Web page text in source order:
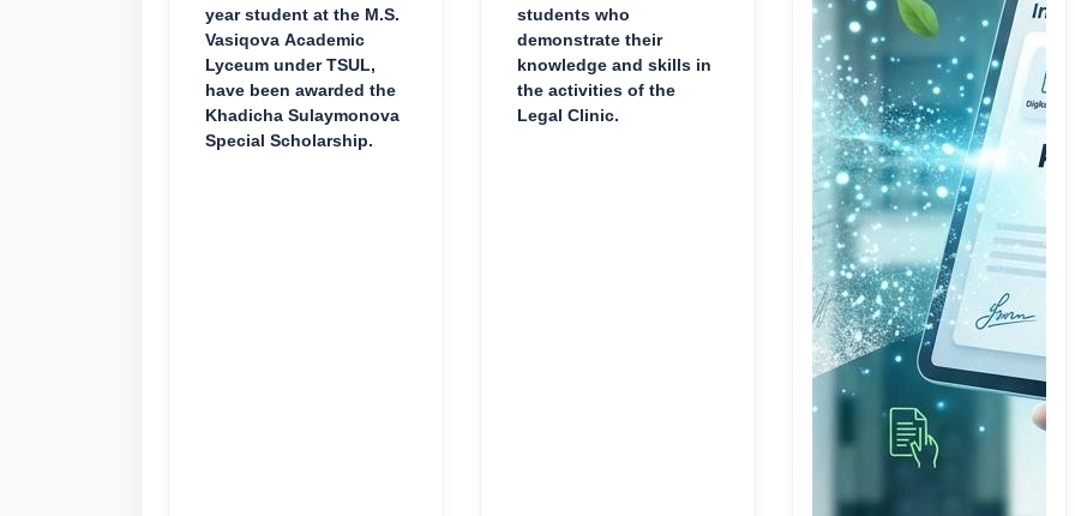
year student at the M.S.
Vasiqova Academic
Lyceum under TSUL,
have been awarded the
Khadicha Sulaymonova
Special Scholarship.
students who
demonstrate their
knowledge and skills in
the activities of the
Legal Clinic.